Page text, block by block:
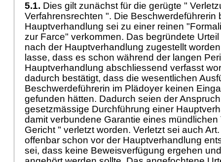
5.1. Dies gilt zunächst für die gerügte "
Verfahrensrechten ". Die Beschwerdeführerin
Hauptverhandlung sei zu einer reinen
zur Farce" verkommen. Das begründete
nach der Hauptverhandlung zugestellt
lasse, dass es schon während der langen
Hauptverhandlung abschliessend verfasst
dadurch bestätigt, dass die wesentlichen
Beschwerdeführerin im Plädoyer keinen
gefunden hätten. Dadurch seien der
gesetzmässige Durchführung einer
damit verbundene Garantie eines mündlichen
Gericht " verletzt worden. Verletzt sei auch
offenbar schon vor der Hauptverhandlung
sei, dass keine Beweisverfügung ergehen